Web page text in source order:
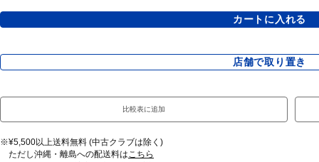
カートに入れる
店舗で取り置き
比較表に追加
※¥5,500以上送料無料 (中古クラブは除く)
ただし沖縄・離島への配送料はこちら